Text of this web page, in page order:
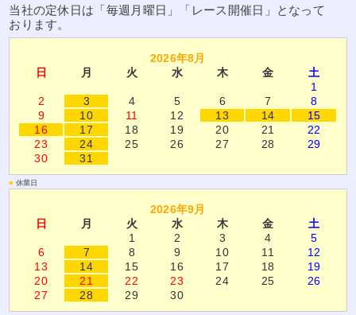
当社の定休日は「毎週月曜日」「レース開催日」となって
おります。
2026年8月
日
月 火 水 木 金
土
1
2
3 4 5 6 7
8
9
10 11 12 13 14
15
16
17 18 19 20 21
22
23
24 25 26 27 28
29
30
31
■ 休業日
2026年9月
日
月 火 水 木 金
土
1
2 3 4
5
6
7 8 9 10 11
12
13
14 15 16 17 18
19
20
21 22 23 24 25
26
27
28 29 30